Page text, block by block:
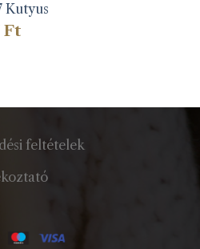
Kutyus
Ft
feltételek